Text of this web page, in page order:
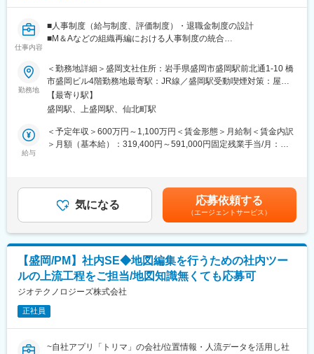
＜同社の特徴＞
・各分野の専門家や実務コンサルタントが顧客に合わせたプロジ
ェクトチームを結成し、顧客の経営課題にあらゆる角度から的確
提供します。
・チームコンサルティングを主眼に置いて企業支援を行っている
ため幅広い経験を積むことができます。
・スタッフ全員が「全体最適」の視点を持って仕事を行うため、
チームコンサルティングならではのシナジー効果が生み出せ、顧
客満足度も高いです。
仕事内容
■人事制度（給与制度、評価制度）・退職金制度の設計
■M＆Aなどの組織再編における人事制度の統合
■人事関連したセミナー・執筆業務
■その他、人事施策全般に関するアドバイス
＜魅力ポイント＞
・「圧倒的なお客さま志向」「当事者意識」「成長志向」…自己
実現の中に社会貢献の要素が多い人材が集結。
・「生涯顧客（お客さま）」「チームコンサルティング」「実
しています。
なアドバイスを行い、企業のニーズに最適なコンサルティングを
提供します。
・チームコンサルティングを主眼に置いて企業支援を行っている
ため幅広い経験を積むことができます。
・スタッフ全員が「全体最適」の視点を持って仕事を行うため、
コミュニケーションのズレも防ぐことができています。そのため
チームコンサルティングならではのシナジー効果が生み出せ、顧
客満足度も高いです。
勤務地
＜勤務地詳細＞盛岡支社住所：岩手県盛岡市盛岡駅前北通1-10 橋
市盛岡ビル4階勤務地最寄駅：JR線／盛岡駅受動喫煙対策：屋内
全面禁煙変更の範囲：会社の定める事業所
【最寄り駅】
盛岡駅、上盛岡駅、仙北町駅
給与
＜予定年収＞600万円～1,100万円＜賃金形態＞月給制＜賃金内訳
＞月額（基本給）：319,400円～591,000円固定残業手当/月：
給与には30時間分の固定残業代を含む/超過分は全額支給※経験・
能力など考慮の上、決定いたします。■昇給：年1回■賞与：年2回
（2ヶ月×2回）賃金はあくまでも目安の金額であり、選考を通じ
て上下する可能性があります。月給(月額)は固定手当を含めた表記
です。
気になる 応募依頼する
（エージェントサービス）
【盛岡/PM】社内SE◆地図編集を行うための社内ツー
ルの上流工程をご担当/地図知識無くても応募可
ジオテクノロジーズ株式会社
正社員
~自社アプリ「トリマ」の会社/位置情報・人流データを活用し社